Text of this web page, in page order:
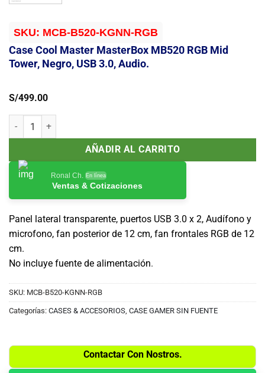
SKU: MCB-B520-KGNN-RGB
Case Cool Master MasterBox MB520 RGB Mid
Tower, Negro, USB 3.0, Audio.
S/499.00
Case Cool Master MasterBox MB520 RGB Mid Tower, Negro, USB
AÑADIR AL CARRITO
Ronal Ch. En línea
Ventas & Cotizaciones
Panel lateral transparente, puertos USB 3.0 x 2, Audífono y
microfono, fan posterior de 12 cm, fan frontales RGB de 12
cm.
No incluye fuente de alimentación.
SKU: MCB-B520-KGNN-RGB
Categorías: CASES & ACCESORIOS, CASE GAMER SIN FUENTE
Contactar Con Nostros.